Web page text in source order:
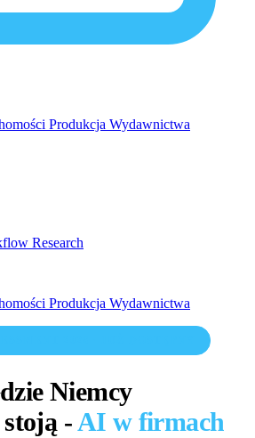
Produkcja Wydawnictwa
Research
Produkcja Wydawnictwa
Niemcy
-AI w firmach